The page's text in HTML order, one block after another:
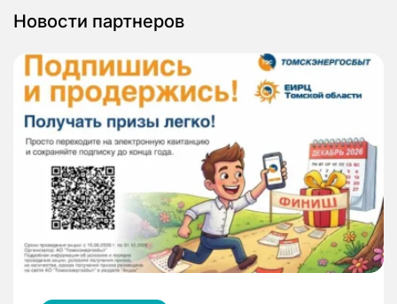
Новости партнеров